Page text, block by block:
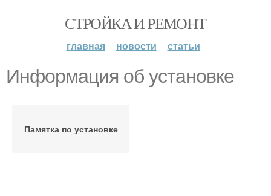
СТРОЙКА И РЕМОНТ
главная новости статьи
Информация об установке
Памятка по установке